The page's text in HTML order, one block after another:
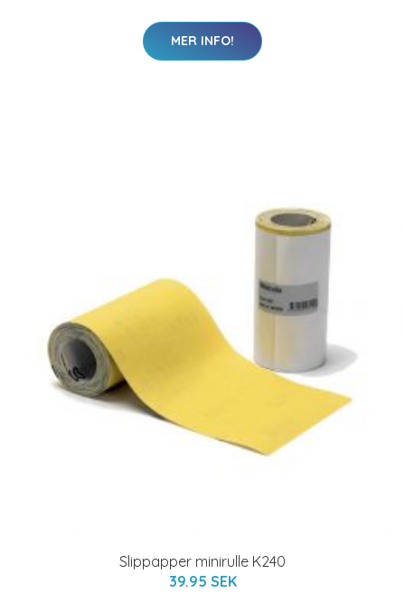
MER INFO!
Slippapper minirulle K240
39.95 SEK